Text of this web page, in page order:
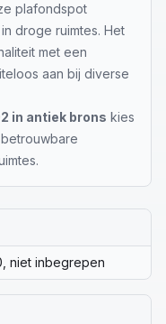
plafondspot
droge ruimtes. Het
met een
aan bij diverse
in antiek brons kies
niet inbegrepen